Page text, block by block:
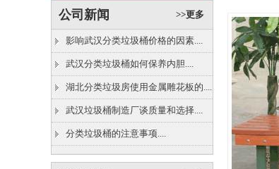
公司新闻 >>更多
影响武汉分类垃圾桶价格的因素....
武汉分类垃圾桶如何保养内胆....
湖北分类垃圾房使用金属雕花板的....
武汉垃圾桶制造厂谈质量和选择....
分类垃圾桶的注意事项....